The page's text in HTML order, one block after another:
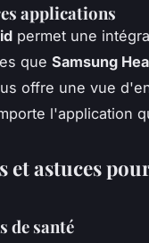
applications
permet une
que Samsung
offre une vue
l'application
et astuces
de santé